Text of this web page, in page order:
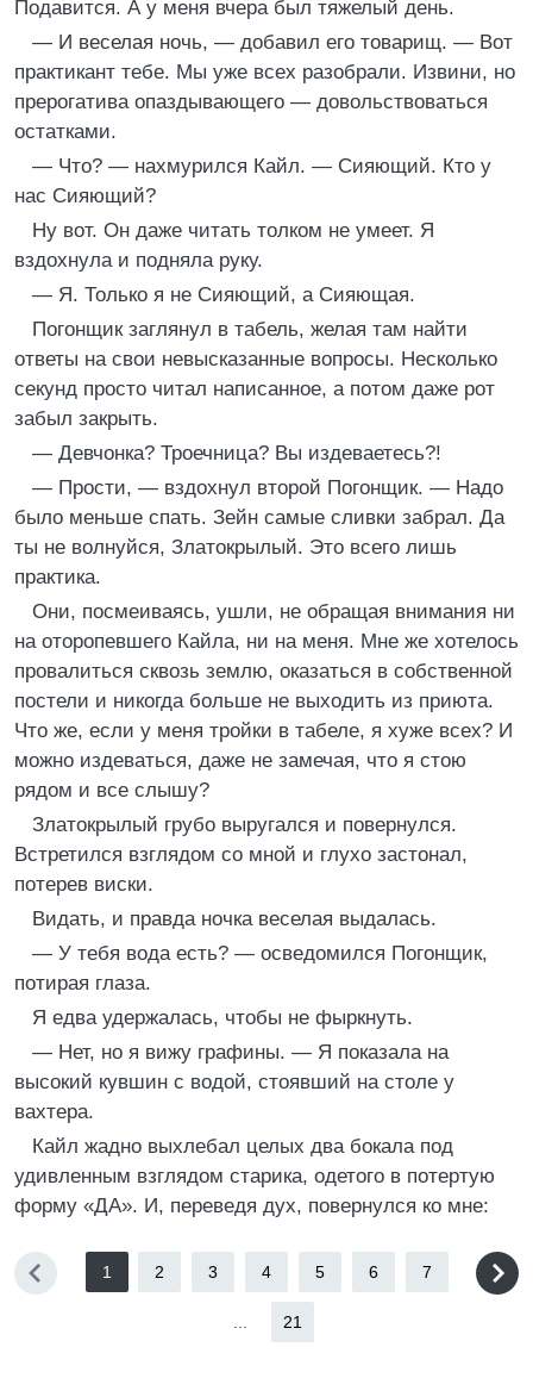
Подавится. А у меня вчера был тяжелый день.
— И веселая ночь, — добавил его товарищ. — Вот
практикант тебе. Мы уже всех разобрали. Извини, но
прерогатива опаздывающего — довольствоваться
остатками.
— Что? — нахмурился Кайл. — Сияющий. Кто у
нас Сияющий?
Ну вот. Он даже читать толком не умеет. Я
вздохнула и подняла руку.
— Я. Только я не Сияющий, а Сияющая.
Погонщик заглянул в табель, желая там найти
ответы на свои невысказанные вопросы. Несколько
секунд просто читал написанное, а потом даже рот
забыл закрыть.
— Девчонка? Троечница? Вы издеваетесь?!
— Прости, — вздохнул второй Погонщик. — Надо
было меньше спать. Зейн самые сливки забрал. Да
ты не волнуйся, Златокрылый. Это всего лишь
практика.
Они, посмеиваясь, ушли, не обращая внимания ни
на оторопевшего Кайла, ни на меня. Мне же хотелось
провалиться сквозь землю, оказаться в собственной
постели и никогда больше не выходить из приюта.
Что же, если у меня тройки в табеле, я хуже всех? И
можно издеваться, даже не замечая, что я стою
рядом и все слышу?
Златокрылый грубо выругался и повернулся.
Встретился взглядом со мной и глухо застонал,
потерев виски.
Видать, и правда ночка веселая выдалась.
— У тебя вода есть? — осведомился Погонщик,
потирая глаза.
Я едва удержалась, чтобы не фыркнуть.
— Нет, но я вижу графины. — Я показала на
высокий кувшин с водой, стоявший на столе у
вахтера.
Кайл жадно выхлебал целых два бокала под
удивленным взглядом старика, одетого в потертую
форму «ДА». И, переведя дух, повернулся ко мне:
1 2 3 4 5 6 7
21